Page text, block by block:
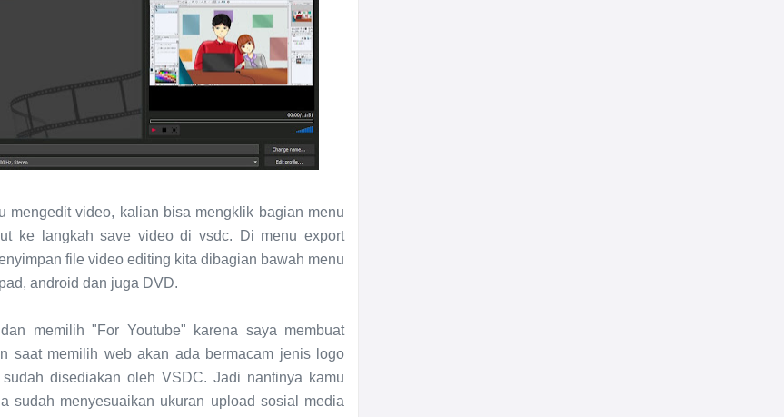
mengedit video, kalian bisa mengklik bagian menu
ke langkah save video di vsdc. Di menu export
file video editing kita dibagian bawah menu
android dan juga DVD.
memilih "For Youtube" karena saya membuat
saat memilih web akan ada bermacam jenis logo
disediakan oleh VSDC. Jadi nantinya kamu
sudah menyesuaikan ukuran upload sosial media